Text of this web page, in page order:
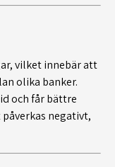
vilket innebär att
olika banker.
och får bättre
negativt,